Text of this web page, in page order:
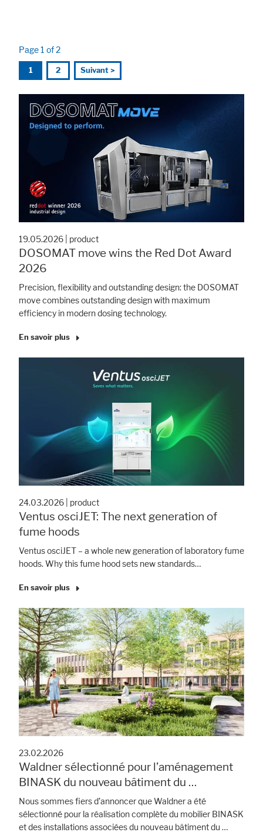
Page 1 of 2
1 2 Suivant >
19.05.2026 product
DOSOMAT move wins the Red Dot Award
2026
Precision, flexibility and outstanding design: the DOSOMAT
move combines outstanding design with maximum
efficiency in modern dosing technology.
En savoir plus
24.03.2026 product
Ventus osciJET: The next generation of
fume hoods
Ventus osciJET – a whole new generation of laboratory fume
hoods. Why this fume hood sets new standards…
En savoir plus
23.02.2026
Waldner sélectionné pour l’aménagement
BINASK du nouveau bâtiment du …
Nous sommes fiers d’annoncer que Waldner a été
sélectionné pour la réalisation complète du mobilier BINASK
et des installations associées du nouveau bâtiment du …